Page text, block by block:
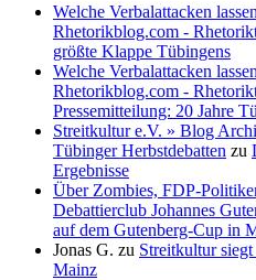
Welche Verbalattacken
Rhetorikblog.com -
größte Klappe Tübingens
Welche Verbalattacken
Rhetorikblog.com -
Pressemitteilung: 20 Jahre
Streitkultur e.V. » Blog
Tübinger Herbstdebatten zu
Ergebnisse
Über Zombies, FDP-
Debattierclub Johannes
auf dem Gutenberg-Cup in
Jonas G. zu Streitkultur
Mainz